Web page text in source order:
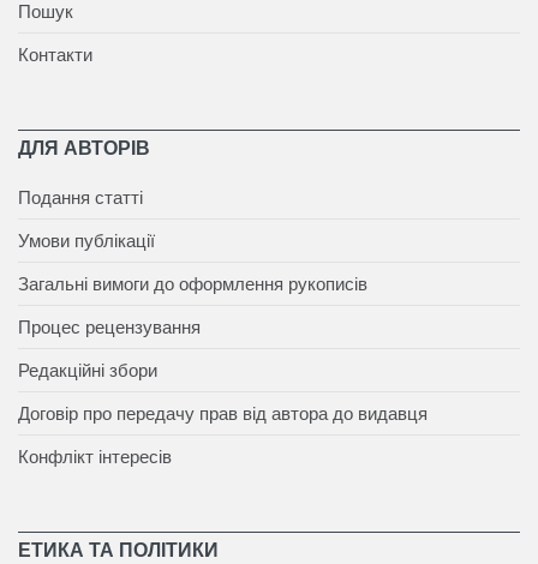
Пошук
Контакти
ДЛЯ АВТОРІВ
Подання статті
Умови публікації
Загальні вимоги до оформлення рукописів
Процес рецензування
Редакційні збори
Договір про передачу прав від автора до видавця
Конфлікт інтересів
ЕТИКА ТА ПОЛІТИКИ